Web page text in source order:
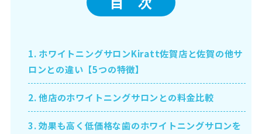
1. ホワイトニングサロンKiratt佐賀店と佐賀の他サ
ロンとの違い【5つの特徴】
2.他店のホワイトニングサロンとの料金比較
3.効果も高く低価格な歯のホワイトニングサロンを